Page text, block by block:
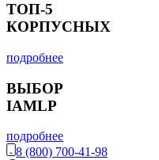
ТОП-5
КОРПУСНЫХ
подробнее
ВЫБОР
IAMLP
подробнее
8 (800) 700-41-98